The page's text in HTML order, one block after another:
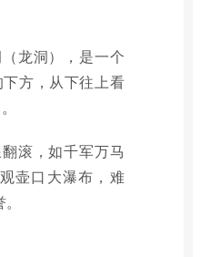
龙洞），是一个
方，从下往上看
滚，如千军万马
壶口大瀑布，难